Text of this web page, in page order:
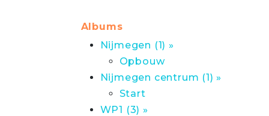
Albums
Nijmegen (1) »
Opbouw
Nijmegen centrum (1) »
Start
WP1 (3) »